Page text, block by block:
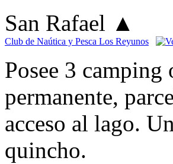
San Rafael ▲
Club de Naútica y Pesca Los Reyunos
Posee 3 camping
permanente,
acceso al lago.
quincho.